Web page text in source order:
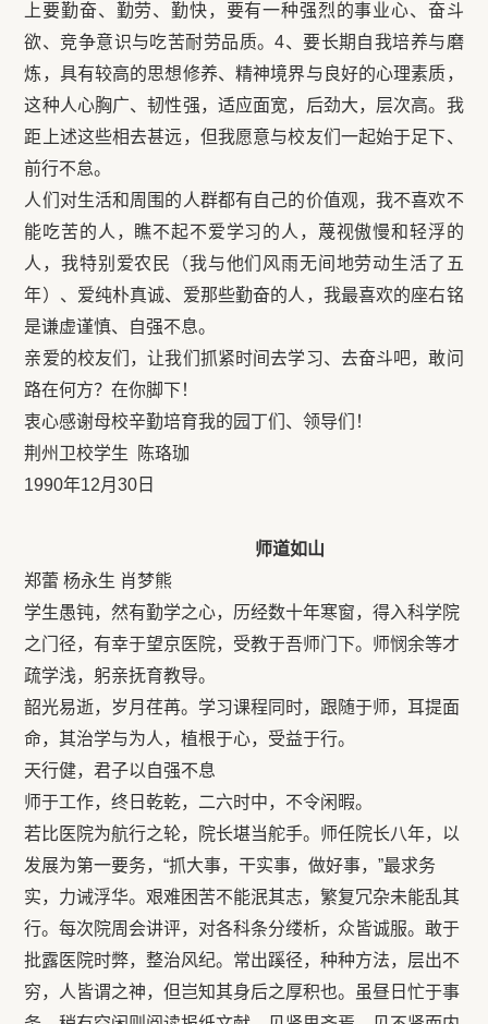
上要勤奋、勤劳、勤快，要有一种强烈的事业心、奋斗
欲、竞争意识与吃苦耐劳品质。4、要长期自我培养与磨
炼，具有较高的思想修养、精神境界与良好的心理素质，
这种人心胸广、韧性强，适应面宽，后劲大，层次高。我
距上述这些相去甚远，但我愿意与校友们一起始于足下、
前行不怠。
人们对生活和周围的人群都有自己的价值观，我不喜欢不
能吃苦的人，瞧不起不爱学习的人，蔑视傲慢和轻浮的
人，我特别爱农民（我与他们风雨无间地劳动生活了五
年）、爱纯朴真诚、爱那些勤奋的人，我最喜欢的座右铭
是谦虚谨慎、自强不息。
亲爱的校友们，让我们抓紧时间去学习、去奋斗吧，敢问
路在何方？在你脚下！
衷心感谢母校辛勤培育我的园丁们、领导们！
荆州卫校学生 陈珞珈
1990年12月30日
师道如山
郑蕾 杨永生 肖梦熊
学生愚钝，然有勤学之心，历经数十年寒窗，得入科学院
之门径，有幸于望京医院，受教于吾师门下。师悯余等才
疏学浅，躬亲抚育教导。
韶光易逝，岁月荏苒。学习课程同时，跟随于师，耳提面
命，其治学与为人，植根于心，受益于行。
天行健，君子以自强不息
师于工作，终日乾乾，二六时中，不令闲暇。
若比医院为航行之轮，院长堪当舵手。师任院长八年，以
发展为第一要务，“抓大事，干实事，做好事，”最求务
实，力诫浮华。艰难困苦不能泯其志，繁复冗杂未能乱其
行。每次院周会讲评，对各科条分缕析，众皆诚服。敢于
批露医院时弊，整治风纪。常出蹊径，种种方法，层出不
穷，人皆谓之神，但岂知其身后之厚积也。虽昼日忙于事